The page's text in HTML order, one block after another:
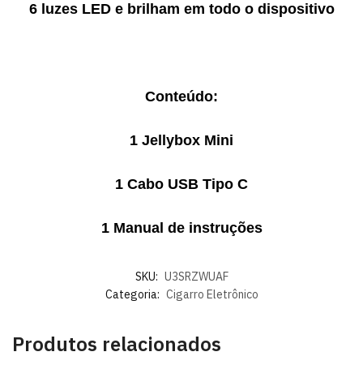
6 luzes LED e brilham em todo o dispositivo
Conteúdo:
1 Jellybox Mini
1 Cabo USB Tipo C
1 Manual de instruções
SKU: U3SRZWUAF
Categoria: Cigarro Eletrônico
Produtos relacionados